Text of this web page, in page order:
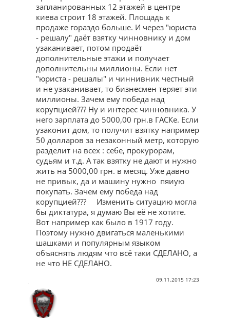
запланированных 12 этажей в центре
киева строит 18 этажей. Площадь к
продаже гораздо больше. И через "юриста
- решалу" даёт взятку чинновнику и дом
узаканивает, потом продаёт
дополнительные этажи и получает
дополнительны миллионы. Если нет
"юриста - решалы" и чиннивник честный
и не узаканивает, то бизнесмен теряет эти
миллионы. Зачем ему победа над
корупцией??? Ну и интерес чинновника. У
него зарплата до 5000,00 грн.в ГАСКе. Если
узаконит дом, то получит взятку например
50 долларов за незаконный метр, которую
разделит на всех : себе, прокурорам,
судьям и т.д. А так взятку не дают и нужно
жить на 5000,00 грн. в месяц. Уже давно
не привык, да и машину нужно пяиую
покупать. Зачем ему победа над
корупцией??? Изменить ситуацию могла
бы диктатура, я думаю Вы её не хотите.
Вот например как было в 1917 году.
Поэтому нужно двигаться маленькими
шашками и популярным языком
объяснять людям что всё таки СДЕЛАНО, а
не что НЕ СДЕЛАНО.
09.11.2015 17:23